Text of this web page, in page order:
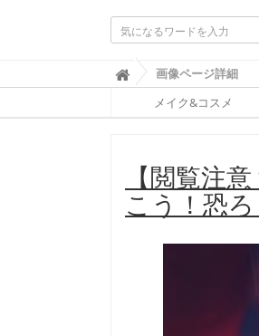
ふ
ぉ
ち
F
O
R
画像ページ詳細
メイク&コスメ
【閲覧注
こう！恐